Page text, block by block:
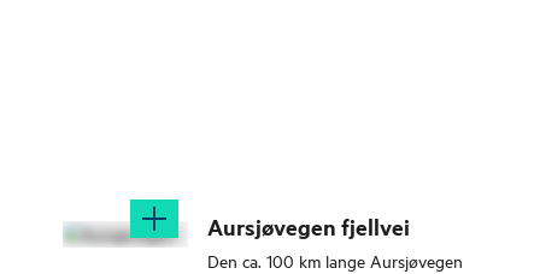
Aursjøvegen fjellvei
Den ca. 100 km lange Aursjøvegen